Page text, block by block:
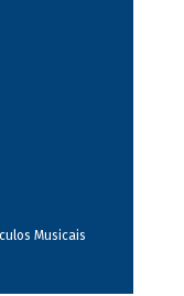
Musicais